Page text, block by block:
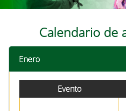
Calendario de
Enero
Evento